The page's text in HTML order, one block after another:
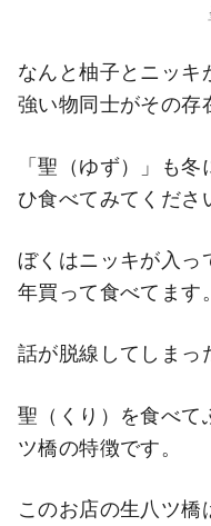
なんと柚子とニッキ
強い物同士がその存
「聖（ゆず）」も
ひ食べてみてくださ
ぼくはニッキが入っ
年買って食べてます。
話が脱線してしまっ
聖（くり）を食べて
ツ橋の特徴です。
このお店の生八ツ橋